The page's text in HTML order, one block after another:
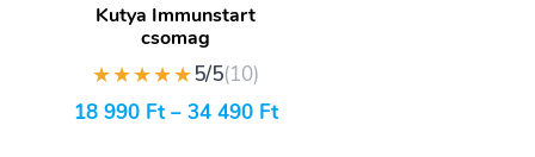
Kutya Immunstart
csomag
★★★★★5/5(10)
18 990 Ft– 34 490 Ft